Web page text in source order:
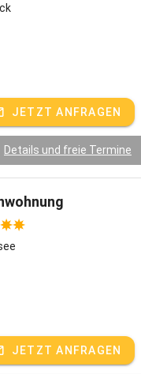
Kinder freuen sich bei
und Spielen
Schlagrahm ganz
Brot kneten und
schöne Stunden in
JETZT ANFRAGEN
Details und freie Termine
JETZT ANFRAGEN